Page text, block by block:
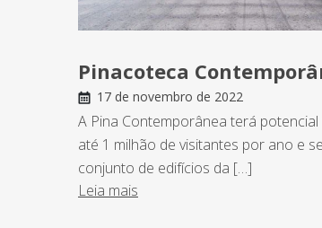
Pinacoteca
17 de novembro de 2022
A Pina Contemporânea terá
até 1 milhão de visitantes por ano e
conjunto de edifícios da […]
Leia mais